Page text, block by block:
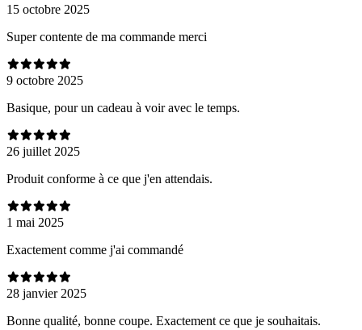
15 octobre 2025
Super contente de ma commande merci
9 octobre 2025
Basique, pour un cadeau à voir avec le temps.
26 juillet 2025
Produit conforme à ce que j'en attendais.
1 mai 2025
Exactement comme j'ai commandé
28 janvier 2025
Bonne qualité, bonne coupe. Exactement ce que je souhaitais.